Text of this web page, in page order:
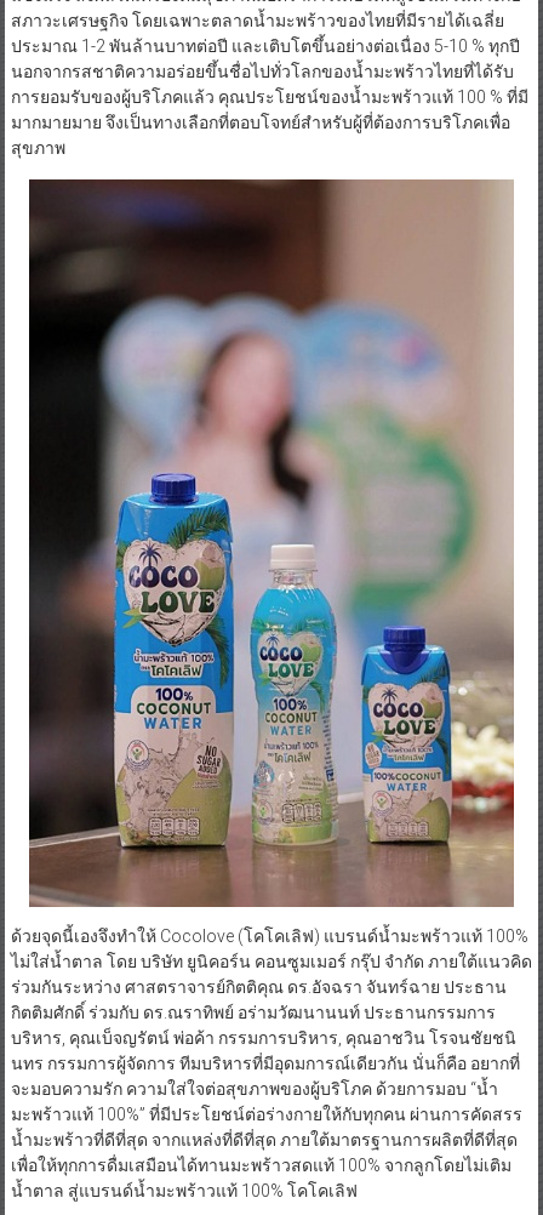
สภาวะเศรษฐกิจ โดยเฉพาะตลาดน้ำมะพร้าวของไทยที่มีรายได้เฉลี่ย
ประมาณ 1-2 พันล้านบาทต่อปี และเติบโตขึ้นอย่างต่อเนื่อง 5-10 % ทุกปี
นอกจากรสชาติความอร่อยขึ้นชื่อไปทั่วโลกของน้ำมะพร้าวไทยที่ได้รับ
การยอมรับของผู้บริโภคแล้ว คุณประโยชน์ของน้ำมะพร้าวแท้ 100 % ที่มี
มากมายมาย จึงเป็นทางเลือกที่ตอบโจทย์สำหรับผู้ที่ต้องการบริโภคเพื่อ
สุขภาพ
ด้วยจุดนี้เองจึงทำให้ Cocolove (โคโคเลิฟ) แบรนด์น้ำมะพร้าวแท้ 100%
ไม่ใส่น้ำตาล โดย บริษัท ยูนิคอร์น คอนซูมเมอร์ กรุ๊ป จำกัด ภายใต้แนวคิด
ร่วมกันระหว่าง ศาสตราจารย์กิตติคุณ ดร.อัจฉรา จันทร์ฉาย ประธาน
กิตติมศักดิ์ ร่วมกับ ดร.ณราทิพย์ อร่ามวัฒนานนท์ ประธานกรรมการ
บริหาร, คุณเบ็จญรัตน์ พ่อค้า กรรมการบริหาร, คุณอาชวิน โรจนชัยชนิ
นทร กรรมการผู้จัดการ ทีมบริหารที่มีอุดมการณ์เดียวกัน นั่นก็คือ อยากที่
จะมอบความรัก ความใส่ใจต่อสุขภาพของผู้บริโภค ด้วยการมอบ “น้ำ
มะพร้าวแท้ 100%” ที่มีประโยชน์ต่อร่างกายให้กับทุกคน ผ่านการคัดสรร
น้ำมะพร้าวที่ดีที่สุด จากแหล่งที่ดีที่สุด ภายใต้มาตรฐานการผลิตที่ดีที่สุด
เพื่อให้ทุกการดื่มเสมือนได้ทานมะพร้าวสดแท้ 100% จากลูกโดยไม่เติม
น้ำตาล สู่แบรนด์น้ำมะพร้าวแท้ 100% โคโคเลิฟ